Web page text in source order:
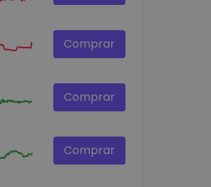
Comprar
Comprar
Comprar